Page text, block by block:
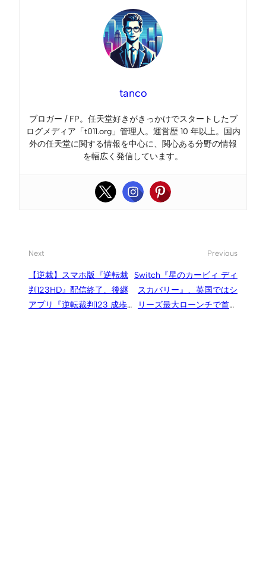
tanco
ブロガー / FP。任天堂好きがきっかけでスタートしたブ
ログメディア「t011.org」管理人。運営歴 10 年以上。国内
外の任天堂に関する情報を中心に、関心ある分野の情報
を幅広く発信しています。
Next
【逆裁】スマホ版『逆転裁
判123HD』配信終了、後継
アプリ『逆転裁判123 成歩
Previous
Switch『星のカービィ ディ
スカバリー』、英国ではシ
リーズ最大ローンチで首位